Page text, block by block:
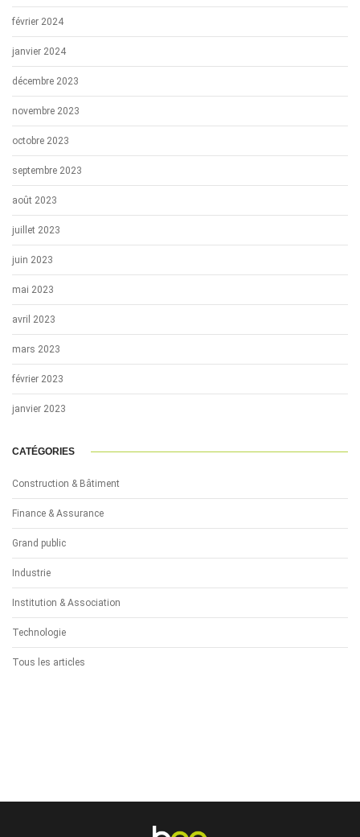
février 2024
janvier 2024
décembre 2023
novembre 2023
octobre 2023
septembre 2023
août 2023
juillet 2023
juin 2023
mai 2023
avril 2023
mars 2023
février 2023
janvier 2023
CATÉGORIES
Construction & Bâtiment
Finance & Assurance
Grand public
Industrie
Institution & Association
Technologie
Tous les articles